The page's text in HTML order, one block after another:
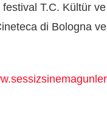
T.C. Kültür
di Bologna